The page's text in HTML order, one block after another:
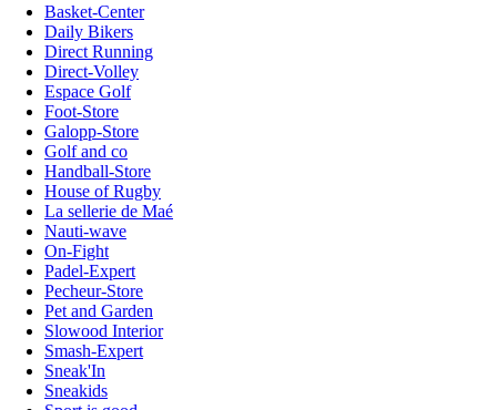
Basket-Center
Daily Bikers
Direct Running
Direct-Volley
Espace Golf
Foot-Store
Galopp-Store
Golf and co
Handball-Store
House of Rugby
La sellerie de Maé
Nauti-wave
On-Fight
Padel-Expert
Pecheur-Store
Pet and Garden
Slowood Interior
Smash-Expert
Sneak'In
Sneakids